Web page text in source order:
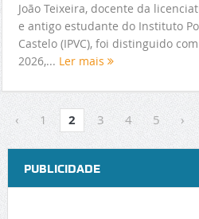
João Teixeira, docente da
e antigo estudante do Instituto
Castelo (IPVC), foi distinguido
2026,... Ler mais
‹ 1 2 3 4 5 ›
PUBLICIDADE